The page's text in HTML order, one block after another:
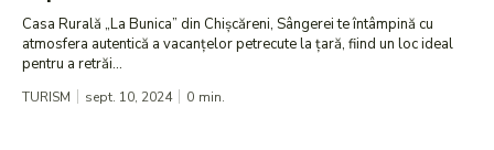
Casa Rurală „La Bunica” din Chișcăreni, Sângerei te întâmpină cu
atmosfera autentică a vacanțelor petrecute la țară, fiind un loc ideal
pentru a retrăi...
TURISM sept. 10, 2024 0 min.